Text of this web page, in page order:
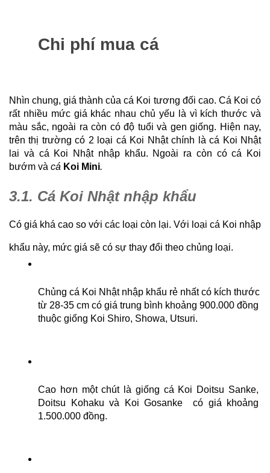
Chi phí mua cá
Nhìn chung, giá thành của cá Koi tương đối cao. Cá Koi có
rất nhiều mức giá khác nhau chủ yếu là vì kích thước và
màu sắc, ngoài ra còn có độ tuổi và gen giống. Hiện nay,
trên thị trường có 2 loại cá Koi Nhật chính là cá Koi Nhật
lai và cá Koi Nhật nhập khẩu. Ngoài ra còn có cá Koi
bướm và cá Koi Mini.
3.1. Cá Koi Nhật nhập khẩu
Có giá khá cao so với các loại còn lại. Với loại cá Koi nhập
khẩu này, mức giá sẽ có sự thay đổi theo chủng loại.
Chủng cá Koi Nhật nhập khẩu rẻ nhất có kích thước
từ 28-35 cm có giá trung bình khoảng 900.000 đồng
thuộc giống Koi Shiro, Showa, Utsuri.
Cao hơn một chút là giống cá Koi Doitsu Sanke,
Doitsu Kohaku và Koi Gosanke  có giá khoảng
1.500.000 đồng.